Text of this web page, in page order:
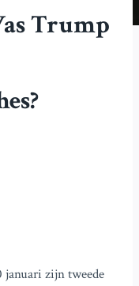
Trump
januari zijn tweede